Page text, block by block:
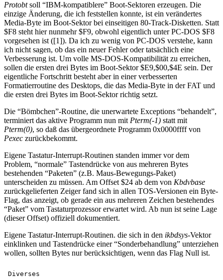
Protobtsoll “IBM-kompatiblere” Boot-Sektoren erzeugen. Die
einzige Änderung, die ich feststellen konnte, ist ein verändertes
Media-Byte im Boot-Sektor bei einseitigen 80-Track-Disketten. Statt
$F8 steht hier nunmehr $F9, obwohl eigentlich unter PC-DOS $F8
vorgesehen ist ([1]). Da ich zu wenig von PC-DOS verstehe, kann
ich nicht sagen, ob das ein neuer Fehler oder tatsächlich eine
Verbesserung ist. Um volle MS-DOS-Kompatibilität zu erreichen,
sollen die ersten drei Bytes im Boot-Sektor $E9,$00,$4E sein. Der
eigentliche Fortschritt besteht aber in einer verbesserten
Formatierroutine des Desktops, die das Media-Byte in der FAT und
die ersten drei Bytes im Boot-Sektor richtig setzt.
Die “Bömbchen”-Routine, die unerwartete Exceptions “behandelt”,
terminiert das aktive Programm nun mit Pterm(-1) statt mit
Pterm(0), so daß das übergeordnete Programm 0x0000ffff von
Pexec zurückbekommt.
Eigene Tastatur-Interrupt-Routinen standen immer vor dem
Problem, “normale” Tastendrücke von aus mehreren Bytes
bestehenden “Paketen” (z.B. Maus-Bewegungs-Paket)
unterscheiden zu müssen. Am Offset $24 ab dem von Kbdvbase
zurückgelieferten Zeiger fand sich in allen TOS-Versionen ein Byte-
Flag, das anzeigt, ob gerade ein aus mehreren Zeichen bestehendes
“Paket” vom Tastaturprozessor erwartet wird. Ab nun ist seine Lage
(dieser Offset) offiziell dokumentiert.
Eigene Tastatur-Interrupt-Routinen. die sich in den ikbdsys-Vektor
einklinken und Tastendrücke einer “Sonderbehandlung” unterziehen
wollen, sollten Bytes nur berücksichtigen, wenn das Flag Null ist.
Diverses